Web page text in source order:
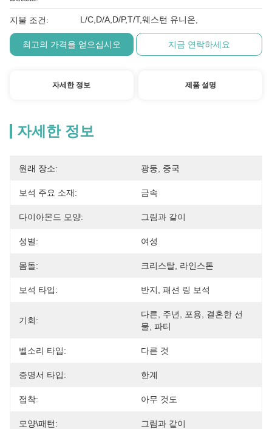
지불 조건: L/C,D/A,D/P,T/T,웨스턴 유니온,
최고의 가격을 얻으십시오 지금 연락하세요
자세한 정보 제품 설명
자세한 정보
원래 장소: 광둥, 중국
보석 주요 소재: 금속
다이아몬드 모양: 그림과 같이
성별: 여성
몸돌: 크리스탈, 라인스톤
보석 타입: 반지, 패션 링 보석
기회:
다른, 주년, 포용, 결혼한 선
물, 파티
벨소리 타입: 다른 것
증명서 타입: 한계
접착: 아무 것도
모양\패턴: 그림과 같이